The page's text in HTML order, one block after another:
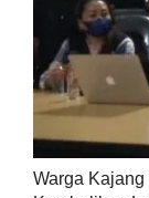
Warga